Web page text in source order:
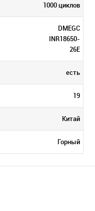
1000 циклов
DMEGC
INR18650-
26E
есть
19
Китай
Горный